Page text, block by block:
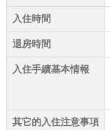
入住時間
退房時間
入住手續基本情報
其它的入住注意事項